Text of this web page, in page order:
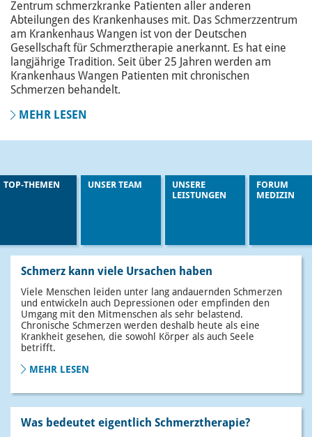
Zentrum schmerzkranke Patienten aller anderen
Abteilungen des Krankenhauses mit. Das Schmerzzentrum
am Krankenhaus Wangen ist von der Deutschen
Gesellschaft für Schmerztherapie anerkannt. Es hat eine
langjährige Tradition. Seit über 25 Jahren werden am
Krankenhaus Wangen Patienten mit chronischen
Schmerzen behandelt.
MEHR LESEN
TOP-THEMEN UNSER TEAM
UNSERE
LEISTUNGEN
FORUM
MEDIZIN
Schmerz kann viele Ursachen haben
Viele Menschen leiden unter lang andauernden Schmerzen
und entwickeln auch Depressionen oder empfinden den
Umgang mit den Mitmenschen als sehr belastend.
Chronische Schmerzen werden deshalb heute als eine
Krankheit gesehen, die sowohl Körper als auch Seele
betrifft.
MEHR LESEN
Was bedeutet eigentlich Schmerztherapie?